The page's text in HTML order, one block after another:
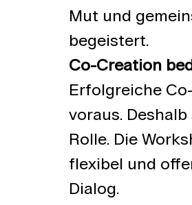
Mut und
begeistert.
Co-Creation
Erfolgreiche
voraus.
Rolle. Die
flexibel und
Dialog.